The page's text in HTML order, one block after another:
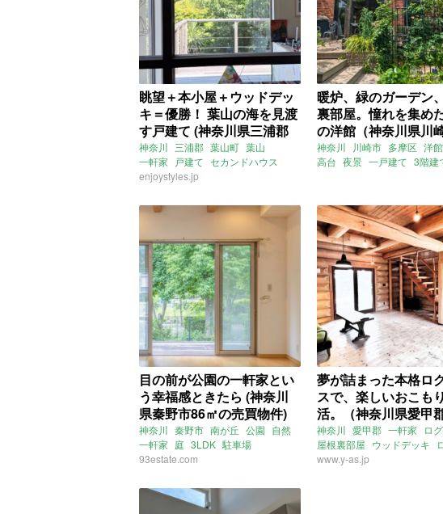
眺望＋本小屋＋ウッドデッ
キ＝優勝！ 葉山の海を見渡
す戸建て (神奈川県三浦郡
99㎡の売買物件)
神奈川 三浦郡 葉山町 葉山
一軒家
戸建て セカンドハウス
スケルトンハウス
ENJOYSTYLE 売買
enjoystyles.jp
暖炉、緑のガーデン
裏部屋。憧れを集め
の洋館（神奈川県川
150㎡の売買物件）
神奈川 川崎市 多摩区 洋館
高台 夜景 一戸建て 3階建
募集中 売買
目の前が公園の一軒家とい
う幸福感ときたら (神奈川
県秦野市86㎡の売買物件)
神奈川 秦野市 南が丘 公園 自然
一軒家 庭 3LDK 駐車場
ウッドデッキ
93estate.com
夢が詰まった本格ロ
スで、楽しいおこも
活。（神奈川県愛甲
の売買物件）
神奈川 愛甲郡 一軒家
ロ
屋根裏部屋 ウッドデッキ
庭 別荘
セカンドハウス
www.y-as.jp